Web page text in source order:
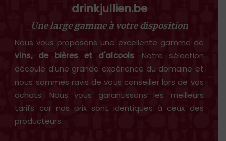
drinkjullien.be
Une large gamme à votre disposition
Nous vous proposons une excellente gamme de
vins, de bières et d'alcools. Notre sélection
découle d'une grande expérience du domaine et
nous sommes ravis de vous conseiller lors de vos
achats. Nous vous garantissons les meilleurs
tarifs car nos prix sont identiques à ceux des
producteurs.